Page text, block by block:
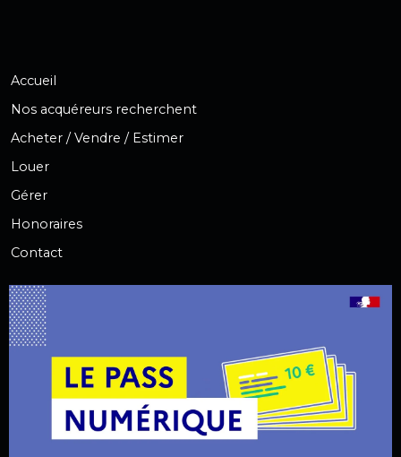
Accueil
Nos acquéreurs recherchent
Acheter / Vendre / Estimer
Louer
Gérer
Honoraires
Contact